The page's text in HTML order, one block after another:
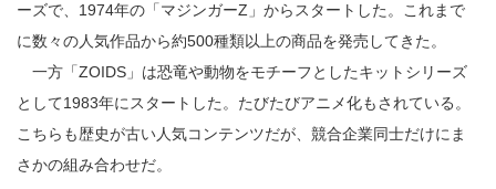
ーズで、1974年の「マジンガーZ」からスタートした。これまで
に数々の人気作品から約500種類以上の商品を発売してきた。
一方「ZOIDS」は恐竜や動物をモチーフとしたキットシリーズ
として1983年にスタートした。たびたびアニメ化もされている。
こちらも歴史が古い人気コンテンツだが、競合企業同士だけにま
さかの組み合わせだ。